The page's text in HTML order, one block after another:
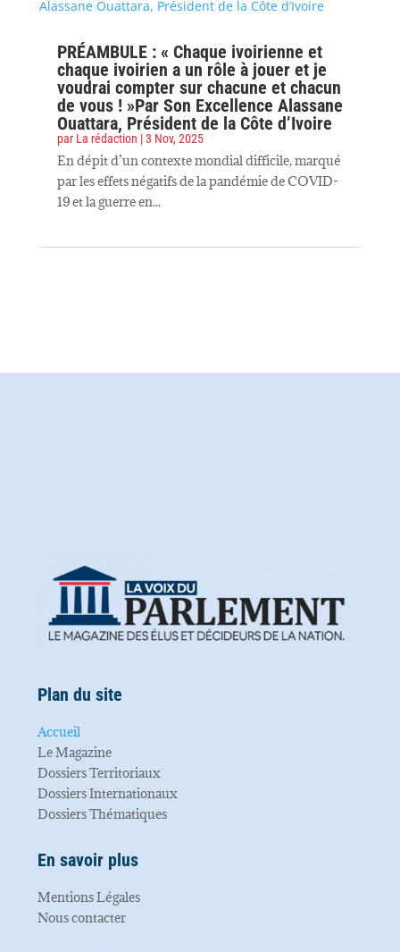
PRÉAMBULE : « Chaque ivoirienne et
chaque ivoirien a un rôle à jouer et je
voudrai compter sur chacune et chacun
de vous ! »Par Son Excellence Alassane
Ouattara, Président de la Côte d’Ivoire
par La rédaction |3 Nov, 2025
En dépit d’un contexte mondial difficile, marqué
par les effets négatifs de la pandémie de COVID-
19 et la guerre en...
Plan du site
Accueil
Le Magazine
Dossiers Territoriaux
Dossiers Internationaux
Dossiers Thématiques
En savoir plus
Mentions Légales
Nous contacter